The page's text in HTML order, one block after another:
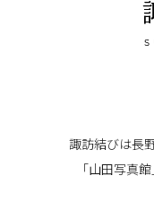
諏訪結びは長
「山田写真